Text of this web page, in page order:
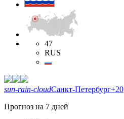
47
RUS
sun-rain-cloudСанкт-Петербург+20
Прогноз на 7 дней